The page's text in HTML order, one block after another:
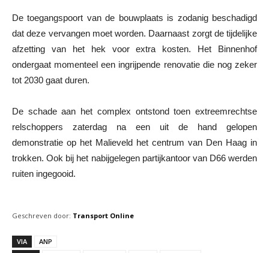
De toegangspoort van de bouwplaats is zodanig beschadigd
dat deze vervangen moet worden. Daarnaast zorgt de tijdelijke
afzetting van het hek voor extra kosten. Het Binnenhof
ondergaat momenteel een ingrijpende renovatie die nog zeker
tot 2030 gaat duren.
De schade aan het complex ontstond toen extreemrechtse
relschoppers zaterdag na een uit de hand gelopen
demonstratie op het Malieveld het centrum van Den Haag in
trokken. Ook bij het nabijgelegen partijkantoor van D66 werden
ruiten ingegooid.
Geschreven door: Transport Online
VIA
ANP